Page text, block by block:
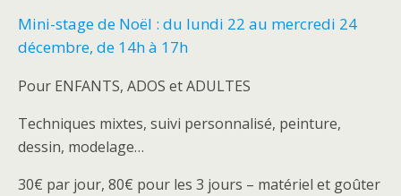
Mini-stage de Noël : du lundi 22 au mercredi 24
décembre, de 14h à 17h
Pour ENFANTS, ADOS et ADULTES
Techniques mixtes, suivi personnalisé, peinture,
dessin, modelage…
30€ par jour, 80€ pour les 3 jours – matériel et goûter